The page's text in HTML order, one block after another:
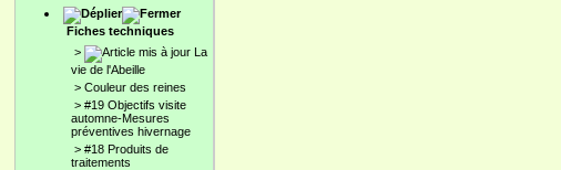
Fiches techniques
>
La
vie de l'Abeille
> Couleur des reines
> #19 Objectifs visite
automne-Mesures
préventives hivernage
> #18 Produits de
traitements